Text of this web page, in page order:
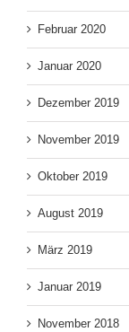
Februar 2020
Januar 2020
Dezember 2019
November 2019
Oktober 2019
August 2019
März 2019
Januar 2019
November 2018